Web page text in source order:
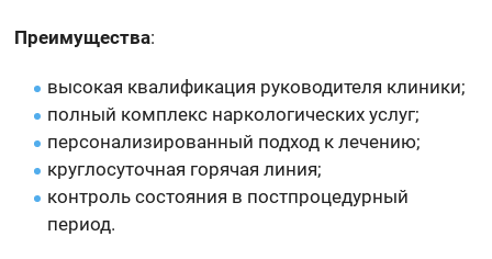
Преимущества:
высокая квалификация руководителя клиники;
полный комплекс наркологических услуг;
персонализированный подход к лечению;
круглосуточная горячая линия;
контроль состояния в постпроцедурный
период.